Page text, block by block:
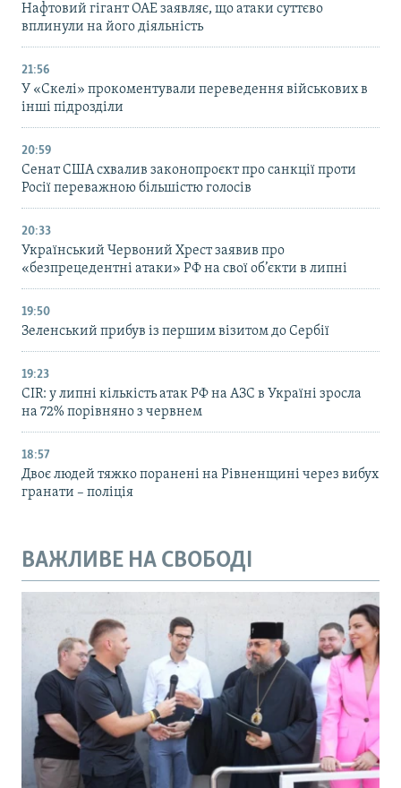
Нафтовий гігант ОАЕ заявляє, що атаки суттєво
вплинули на його діяльність
21:56
У «Скелі» прокоментували переведення військових в
інші підрозділи
20:59
Cенат США схвалив законопроєкт про санкції проти
Росії переважною більшістю голосів
20:33
Український Червоний Хрест заявив про
«безпрецедентні атаки» РФ на свої об’єкти в липні
19:50
Зеленський прибув із першим візитом до Сербії
19:23
CIR: у липні кількість атак РФ на АЗС в Україні зросла
на 72% порівняно з червнем
18:57
Двоє людей тяжко поранені на Рівненщині через вибух
гранати – поліція
ВАЖЛИВЕ НА СВОБОДІ